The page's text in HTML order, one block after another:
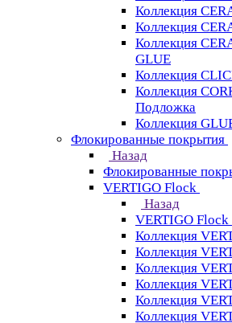
Коллекция
Коллекция
Коллекция
GLUE
Коллекция
Коллекция
Подложка
Коллекция
Флокированные покрытия
Назад
Флокированные
VERTIGO Flock
Назад
VERTIGO Flock
Коллекция
Коллекция
Коллекция
Коллекция
Коллекция
Коллекция